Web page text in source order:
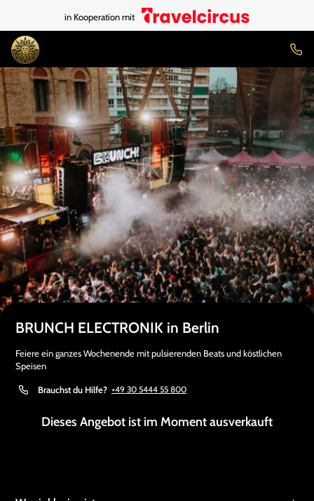
in Kooperation mit
BRUNCH ELECTRONIK in Berlin
Feiere ein ganzes Wochenende mit pulsierenden Beats und köstlichen
Speisen
Brauchst du Hilfe? +49 30 5444 55 800
Dieses Angebot ist im Moment ausverkauft